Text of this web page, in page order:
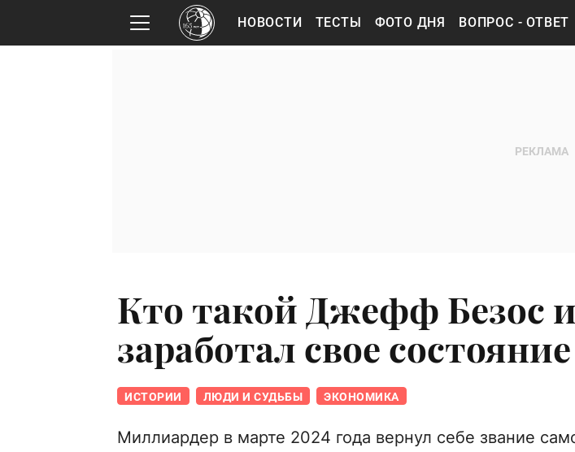
НОВОСТИ ТЕСТЫ ФОТО ДНЯ ВОПРОС - ОТВЕТ
Кто такой Джефф Безос
заработал свое состояние
ИСТОРИИ ЛЮДИ И СУДЬБЫ ЭКОНОМИКА
Миллиардер в марте 2024 года вернул себе звание